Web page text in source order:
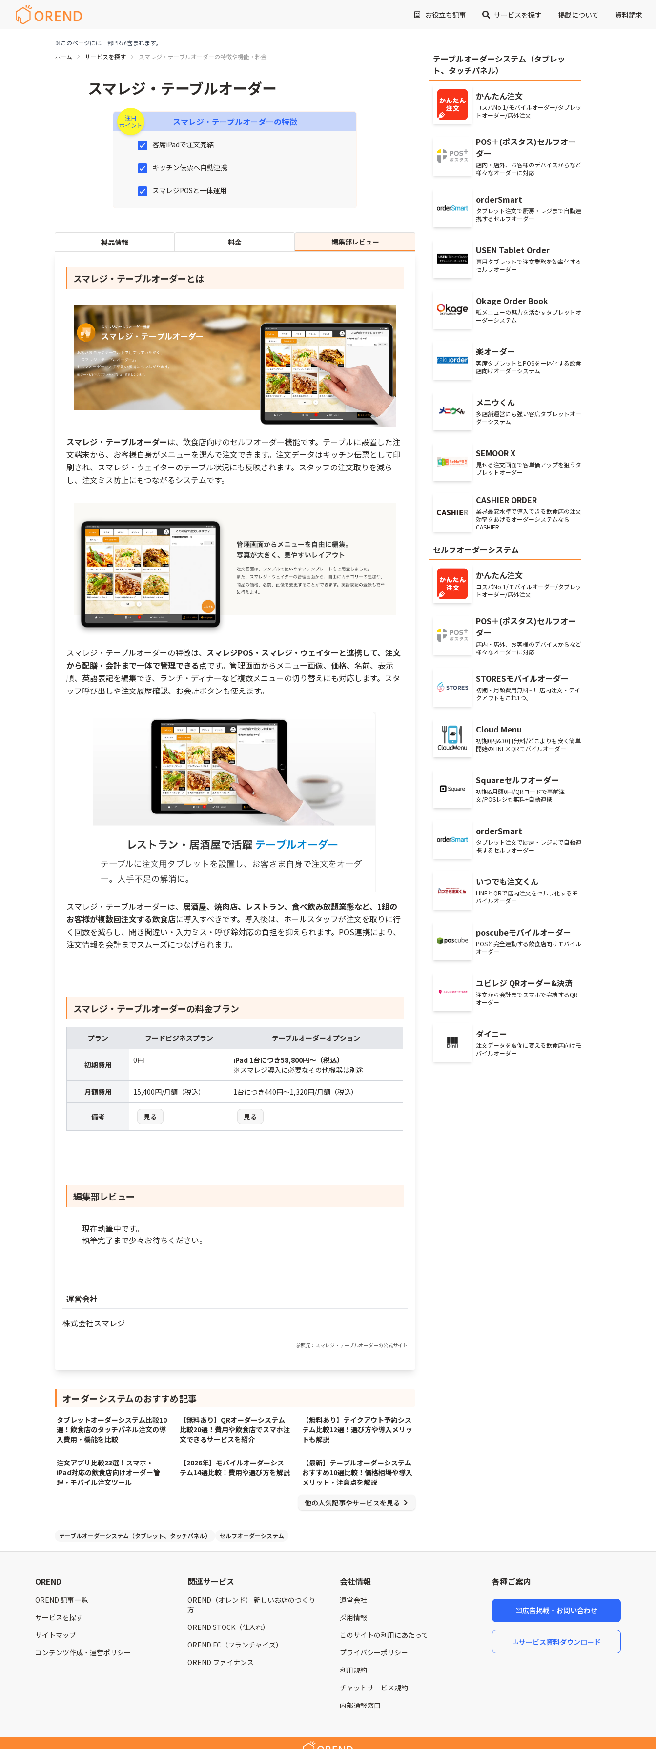
お役立ち記事 サービスを探す 掲載について 資料請求
※このページには一部PRが含まれます。
ホーム
サービスを探す スマレジ・テーブルオーダーの特徴や機能・料金
スマレジ・テーブルオーダー
注目
ポイント
スマレジ・テーブルオーダーの特徴
客席iPadで注文完結
キッチン伝票へ自動連携
スマレジPOSと一体運用
製品情報 料金 編集部レビュー
スマレジ・テーブルオーダーとは
スマレジ・テーブルオーダーは、飲食店向けのセルフオーダー機能です。テーブルに設置した注
文端末から、お客様自身がメニューを選んで注文できます。注文データはキッチン伝票として印
刷され、スマレジ・ウェイターのテーブル状況にも反映されます。スタッフの注文取りを減ら
し、注文ミス防止にもつながるシステムです。
スマレジ・テーブルオーダーの特徴は、 スマレジPOS・スマレジ・ウェイターと連携して、注文
から配膳・会計まで一体で管理できる点です。管理画面からメニュー画像、価格、名前、表示
順、英語表記を編集でき、ランチ・ディナーなど複数メニューの切り替えにも対応します。スタ
ッフ呼び出しや注文履歴確認、お会計ボタンも使えます。
スマレジ・テーブルオーダーは、 居酒屋、焼肉店、レストラン、食べ飲み放題業態など、1組の
お客様が複数回注文する飲食店に導入すべきです。導入後は、ホールスタッフが注文を取りに行
く回数を減らし、聞き間違い・入力ミス・呼び鈴対応の負担を抑えられます。POS連携により、
注文情報を会計までスムーズにつなげられます。
スマレジ・テーブルオーダーの料金プラン
プラン フードビジネスプラン テーブルオーダーオプション
初期費用 0円
iPad 1台につき58,800円〜（税込）
※スマレジ導入に必要なその他機器は別途
月額費用 15,400円/月額（税込） 1台につき440円〜1,320円/月額（税込）
備考 見る 見る
閉じる
編集部レビュー
現在執筆中です。
執筆完了まで少々お待ちください。
運営会社
株式会社スマレジ
参照元： スマレジ・テーブルオーダーの公式サイト
オーダーシステムのおすすめ記事
6/16/2026
タブレットオーダーシステム比較10
選！飲食店のタッチパネル注文の導
入費用・機能を比較
【無料あり】QRオーダーシステム
比較20選！費用や飲食店でスマホ注
文できるサービスを紹介
【無料あり】テイクアウト予約シス
テム比較12選！選び方や導入メリッ
トも解説
注文アプリ比較23選！スマホ・
iPad対応の飲食店向けオーダー管
理・モバイル注文ツール
【2026年】モバイルオーダーシス
テム14選比較！費用や選び方を解説
【最新】テーブルオーダーシステム
おすすめ10選比較！価格相場や導入
メリット・注意点を解説
他の人気記事やサービスを見る
テーブルオーダーシステム（タブレット、タッチパネル） セルフオーダーシステム
テーブルオーダーシステム（タブレッ
ト、タッチパネル）
かんたん注文
コスパNo.1/モバイルオーダー/タブレッ
トオーダー/店外注文
POS＋(ポスタス)セルフオー
ダー
店内・店外、お客様のデバイスからなど
様々なオーダーに対応
orderSmart
タブレット注文で厨房・レジまで自動連
携するセルフオーダー
USEN Tablet Order
専用タブレットで注文業務を効率化する
セルフオーダー
Okage Order Book
紙メニューの魅力を活かすタブレットオ
ーダーシステム
楽オーダー
客席タブレットとPOSを一体化する飲食
店向けオーダーシステム
メニウくん
多店舗運営にも強い客席タブレットオー
ダーシステム
SEMOOR X
見せる注文画面で客単価アップを狙うタ
ブレットオーダー
CASHIER ORDER
業界最安水準で導入できる飲食店の注文
効率をあげるオーダーシステムなら
CASHIER
セルフオーダーシステム
かんたん注文
コスパNo.1/モバイルオーダー/タブレッ
トオーダー/店外注文
POS＋(ポスタス)セルフオー
ダー
店内・店外、お客様のデバイスからなど
様々なオーダーに対応
STORESモバイルオーダー
初期・月額費用無料~！ 店内注文・テイ
クアウトもこれ1つ。
Cloud Menu
初期0円&30日無料/どこよりも安く簡単
開始のLINE×QRモバイルオーダー
Squareセルフオーダー
初期&月額0円/QRコードで事前注
文/POSレジも無料+自動連携
orderSmart
タブレット注文で厨房・レジまで自動連
携するセルフオーダー
いつでも注文くん
LINEとQRで店内注文をセルフ化するモ
バイルオーダー
poscubeモバイルオーダー
POSと完全連動する飲食店向けモバイル
オーダー
ユビレジ QRオーダー&決済
注文から会計までスマホで完結するQR
オーダー
ダイニー
注文データを販促に変える飲食店向けモ
バイルオーダー
OREND
OREND 記事一覧
サービスを探す
サイトマップ
コンテンツ作成・運営ポリシー
関連サービス
OREND（オレンド） 新しいお店のつくり
方
OREND STOCK（仕入れ）
OREND FC（フランチャイズ）
OREND ファイナンス
会社情報
運営会社
採用情報
このサイトの利用にあたって
プライバシーポリシー
利用規約
チャットサービス規約
内部通報窓口
各種ご案内
広告掲載・お問い合わせ
サービス資料ダウンロード